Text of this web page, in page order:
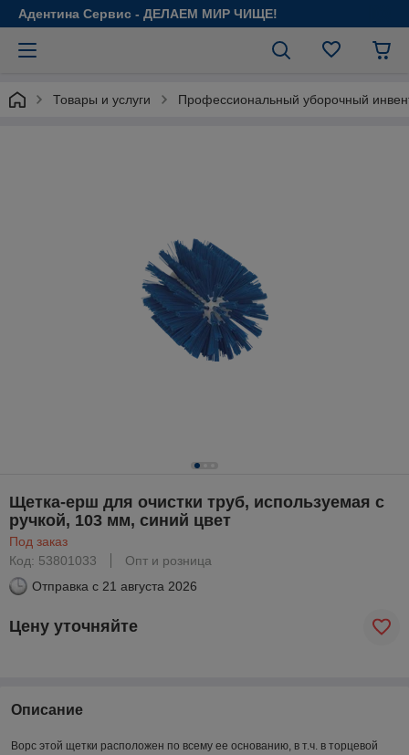
Адентина Сервис - ДЕЛАЕМ МИР ЧИЩЕ!
Товары и услуги Профессиональный уборочный
Щетка-ерш для очистки труб, используемая с
ручкой, 103 мм, синий цвет
Под заказ
Код: 53801033
Опт и розница
Отправка с 21 августа 2026
Цену уточняйте
Описание
Ворс этой щетки расположен по всему ее основанию, в т.ч. в торцевой